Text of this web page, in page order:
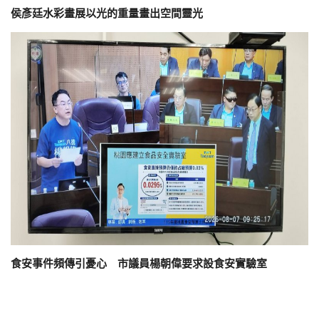
侯彥廷水彩畫展以光的重量畫出空間靈光
食安事件頻傳引憂心 市議員楊朝偉要求設食安實驗室